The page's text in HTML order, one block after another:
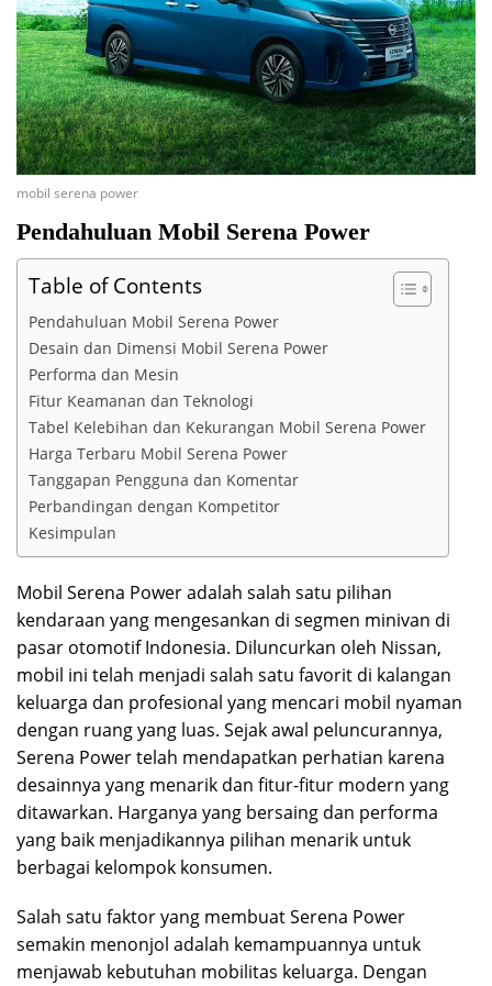
mobil serena power
Pendahuluan Mobil Serena Power
Table of Contents
Pendahuluan Mobil Serena Power
Desain dan Dimensi Mobil Serena Power
Performa dan Mesin
Fitur Keamanan dan Teknologi
Tabel Kelebihan dan Kekurangan Mobil Serena Power
Harga Terbaru Mobil Serena Power
Tanggapan Pengguna dan Komentar
Perbandingan dengan Kompetitor
Kesimpulan
Mobil Serena Power adalah salah satu pilihan
kendaraan yang mengesankan di segmen minivan di
pasar otomotif Indonesia. Diluncurkan oleh Nissan,
mobil ini telah menjadi salah satu favorit di kalangan
keluarga dan profesional yang mencari mobil nyaman
dengan ruang yang luas. Sejak awal peluncurannya,
Serena Power telah mendapatkan perhatian karena
desainnya yang menarik dan fitur-fitur modern yang
ditawarkan. Harganya yang bersaing dan performa
yang baik menjadikannya pilihan menarik untuk
berbagai kelompok konsumen.
Salah satu faktor yang membuat Serena Power
semakin menonjol adalah kemampuannya untuk
menjawab kebutuhan mobilitas keluarga. Dengan